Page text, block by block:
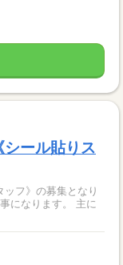
ール貼りス
フ》の募集となり